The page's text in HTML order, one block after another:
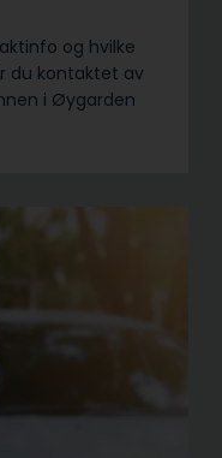
og hvilke
du kontaktet av
i Øygarden